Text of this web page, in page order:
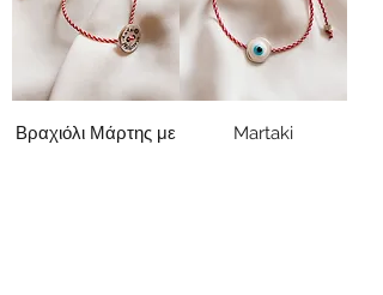
Βραχιόλι Μάρτης με
Martaki